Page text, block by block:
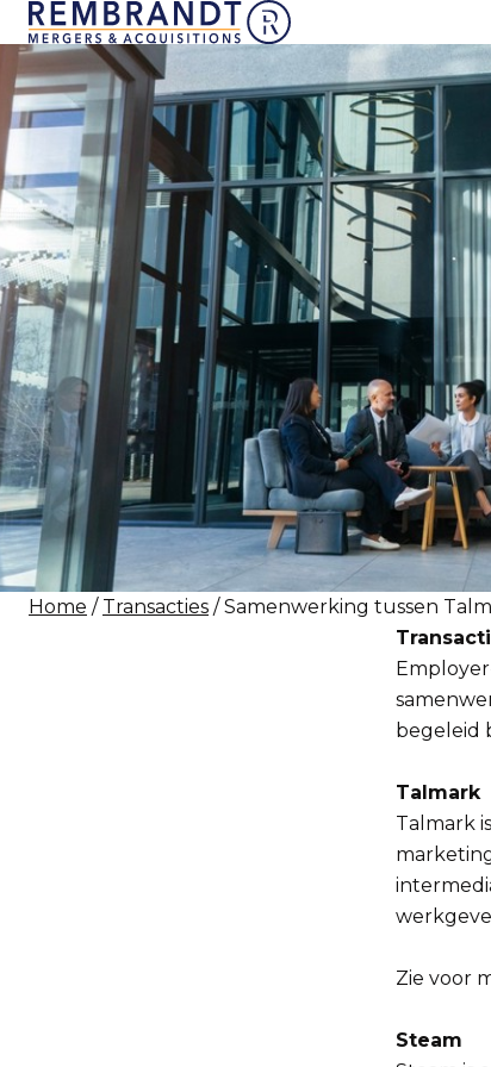
Home / Transacties / Samenwerking tussen
begeleid
Talmark
Talmark
Zie voor
Steam